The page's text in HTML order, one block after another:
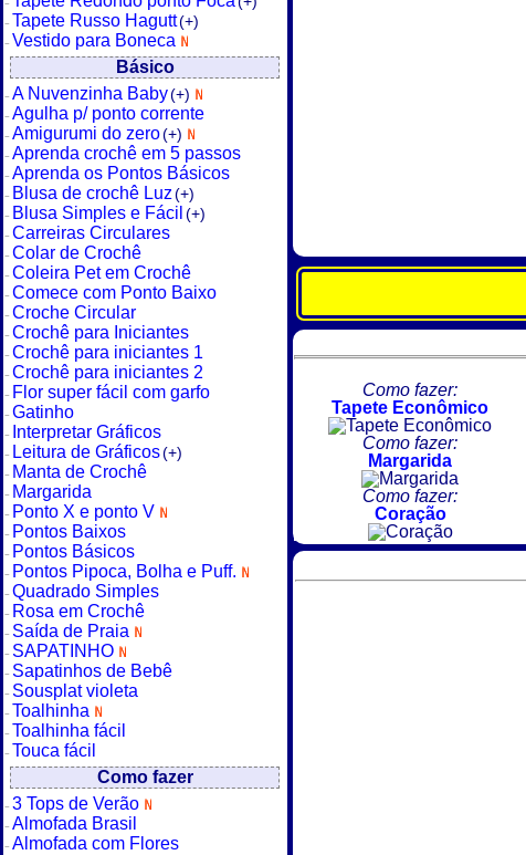
Tapete Russo Hagutt(+)
Vestido para Boneca
Básico
A Nuvenzinha Baby(+)
Agulha p/ ponto corrente
Amigurumi do zero(+)
Aprenda crochê em 5 passos
Aprenda os Pontos Básicos
Blusa de crochê Luz (+)
Blusa Simples e Fácil (+)
Carreiras Circulares
Colar de Crochê
Coleira Pet em Crochê
Comece com Ponto Baixo
Croche Circular
Crochê para Iniciantes
Crochê para iniciantes 1
Crochê para iniciantes 2
Flor super fácil com garfo
Gatinho
Interpretar Gráficos
Leitura de Gráficos(+)
Manta de Crochê
Margarida
Ponto X e ponto V
Pontos Baixos
Pontos Básicos
Pontos Pipoca, Bolha e Puff.
Quadrado Simples
Rosa em Crochê
Saída de Praia
SAPATINHO
Sapatinhos de Bebê
Sousplat violeta
Toalhinha
Toalhinha fácil
Touca fácil
Como fazer
3 Tops de Verão
Almofada Brasil
Almofada com Flores
Como fazer:
Tapete Econômico
Como fazer:
Margarida
Como fazer:
Coração